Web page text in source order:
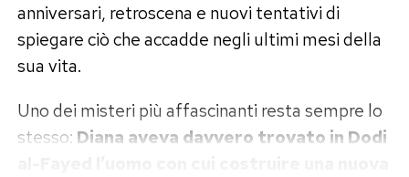
anniversari, retroscena e nuovi tentativi di
spiegare ciò che accadde negli ultimi mesi della
sua vita.
Uno dei misteri più affascinanti resta sempre lo
stesso: Diana aveva davvero trovato in Dodi